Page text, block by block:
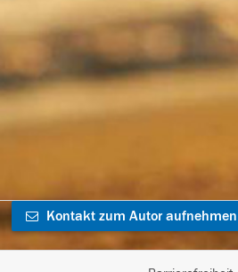
Kontakt zum Autor aufnehmen